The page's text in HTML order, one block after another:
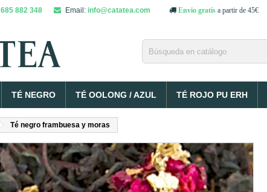
685 882 348 Email: info@catatea.com Envio gratís a partir de 45€
TÉ NEGRO TÉ OOLONG / AZUL TÉ ROJO PU ERH
Té negro frambuesa y moras